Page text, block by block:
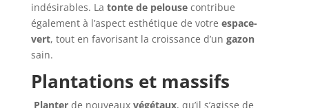
indésirables. La tonte de pelousecontribue
également à l’aspect esthétique de votre espace-
vert, tout en favorisant la croissance d’un gazon
sain.
Plantations et massifs
Planterde nouveaux végétaux, qu’il s’agisse de